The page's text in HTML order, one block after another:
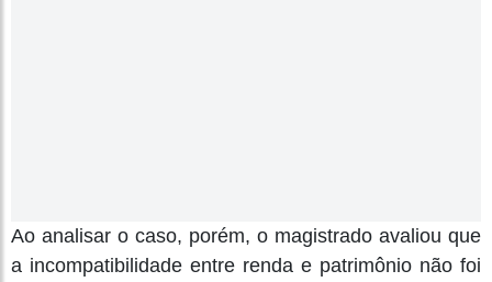
Ao analisar o caso, porém, o magistrado avaliou que
a incompatibilidade entre renda e patrimônio não foi